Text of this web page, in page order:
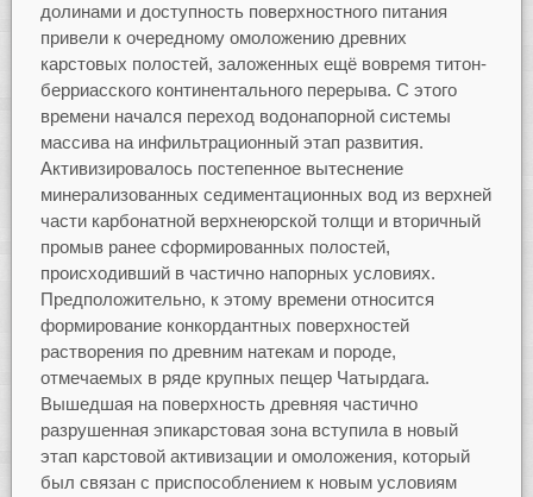
долинами и доступность поверхностного питания
привели к очередному омоложению древних
карстовых полостей, заложенных ещё вовремя титон-
берриасского континентального перерыва. С этого
времени начался переход водонапорной системы
массива на инфильтрационный этап развития.
Активизировалось постепенное вытеснение
минерализованных седиментационных вод из верхней
части карбонатной верхнеюрской толщи и вторичный
промыв ранее сформированных полостей,
происходивший в частично напорных условиях.
Предположительно, к этому времени относится
формирование конкордантных поверхностей
растворения по древним натекам и породе,
отмечаемых в ряде крупных пещер Чатырдага.
Вышедшая на поверхность древняя частично
разрушенная эпикарстовая зона вступила в новый
этап карстовой активизации и омоложения, который
был связан с приспособлением к новым условиям